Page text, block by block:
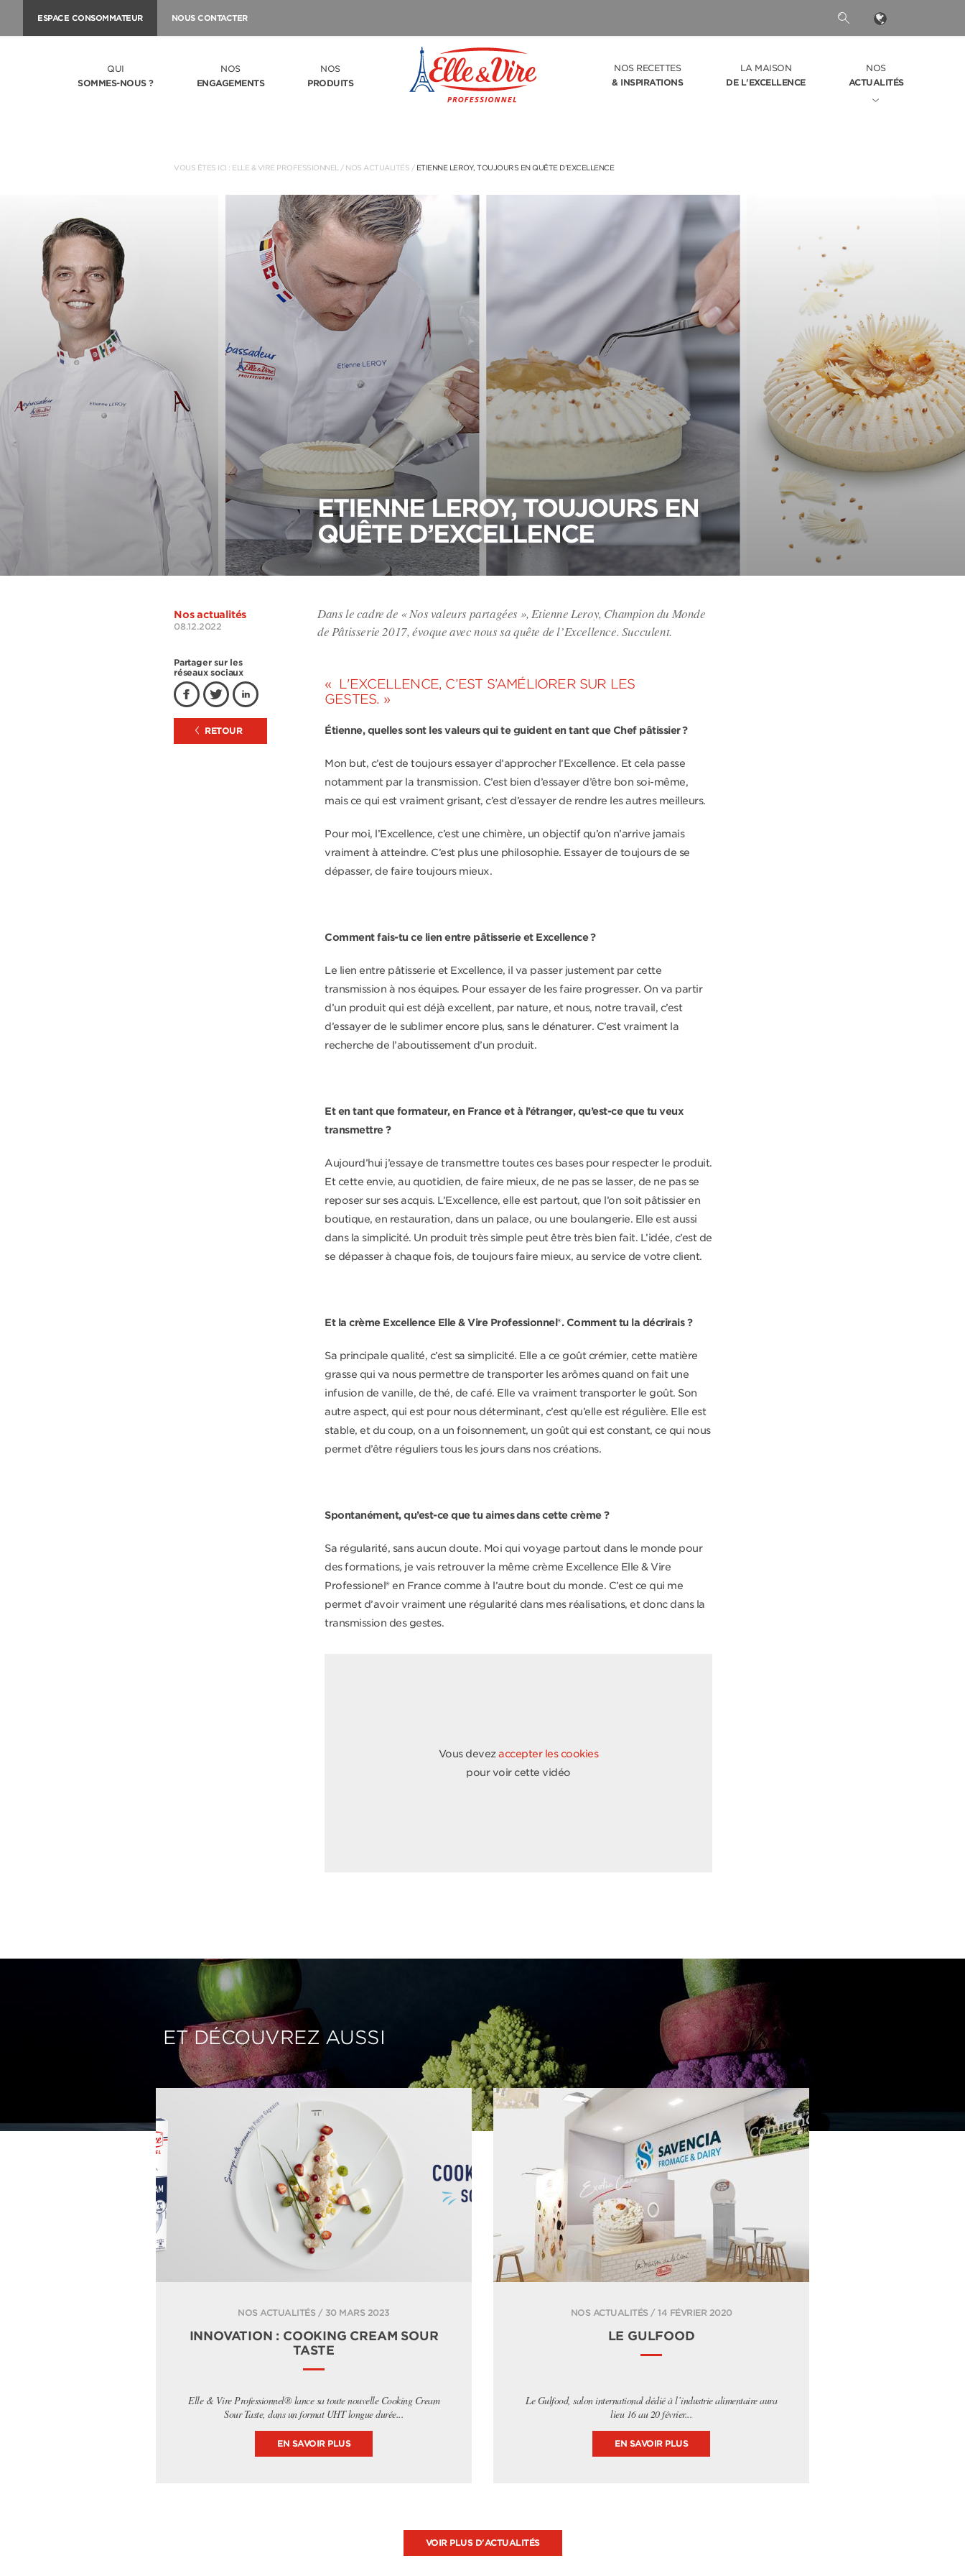
ESPACE CONSOMMATEUR NOUS CONTACTER
QUI
SOMMES-NOUS ?
NOS
ENGAGEMENTS
NOS
PRODUITS
NOS RECETTES
& INSPIRATIONS
LA MAISON
DE L'EXCELLENCE
NOS
ACTUALITÉS
VOUS ÊTES ICI : ELLE & VIRE PROFESSIONNEL / NOS ACTUALITÉS / ETIENNE LEROY, TOUJOURS EN QUÊTE D’EXCELLENCE
ETIENNE LEROY, TOUJOURS EN
QUÊTE D’EXCELLENCE
Dans le cadre de « Nos valeurs partagées », Etienne Leroy, Champion du Monde
de Pâtisserie 2017, évoque avec nous sa quête de l’Excellence. Succulent.
Nos actualités
08.12.2022
Partager sur les
réseaux sociaux
RETOUR
« L'EXCELLENCE, C’EST S’AMÉLIORER SUR LES
GESTES. »
Étienne, quelles sont les valeurs qui te guident en tant que Chef pâtissier ?
Mon but, c’est de toujours essayer d’approcher l’Excellence. Et cela passe
notamment par la transmission. C’est bien d’essayer d’être bon soi-même,
mais ce qui est vraiment grisant, c’est d’essayer de rendre les autres meilleurs.
Pour moi, l’Excellence, c’est une chimère, un objectif qu’on n’arrive jamais
vraiment à atteindre. C’est plus une philosophie. Essayer de toujours de se
dépasser, de faire toujours mieux.
Comment fais-tu ce lien entre pâtisserie et Excellence ?
Le lien entre pâtisserie et Excellence, il va passer justement par cette
transmission à nos équipes. Pour essayer de les faire progresser. On va partir
d’un produit qui est déjà excellent, par nature, et nous, notre travail, c’est
d’essayer de le sublimer encore plus, sans le dénaturer. C’est vraiment la
recherche de l’aboutissement d’un produit.
Et en tant que formateur, en France et à l’étranger, qu’est-ce que tu veux
transmettre ?
Aujourd’hui j’essaye de transmettre toutes ces bases pour respecter le produit.
Et cette envie, au quotidien, de faire mieux, de ne pas se lasser, de ne pas se
reposer sur ses acquis. L’Excellence, elle est partout, que l’on soit pâtissier en
boutique, en restauration, dans un palace, ou une boulangerie. Elle est aussi
dans la simplicité. Un produit très simple peut être très bien fait. L’idée, c’est de
se dépasser à chaque fois, de toujours faire mieux, au service de votre client.
Et la crème Excellence Elle & Vire Professionnel®. Comment tu la décrirais ?
Sa principale qualité, c’est sa simplicité. Elle a ce goût crémier, cette matière
grasse qui va nous permettre de transporter les arômes quand on fait une
infusion de vanille, de thé, de café. Elle va vraiment transporter le goût. Son
autre aspect, qui est pour nous déterminant, c’est qu’elle est régulière. Elle est
stable, et du coup, on a un foisonnement, un goût qui est constant, ce qui nous
permet d’être réguliers tous les jours dans nos créations.
Spontanément, qu’est-ce que tu aimes dans cette crème ?
Sa régularité, sans aucun doute. Moi qui voyage partout dans le monde pour
des formations, je vais retrouver la même crème Excellence Elle & Vire
Professionel®en France comme à l’autre bout du monde. C’est ce qui me
permet d’avoir vraiment une régularité dans mes réalisations, et donc dans la
transmission des gestes.
Vous devezaccepter les cookies
pour voir cette vidéo
ET DÉCOUVREZ AUSSI
NOS ACTUALITÉS / 30 MARS 2023
INNOVATION : COOKING CREAM SOUR
TASTE
Elle & Vire Professionnel® lance sa toute nouvelle Cooking Cream
Sour Taste, dans un format UHT longue durée...
EN SAVOIR PLUS
NOS ACTUALITÉS / 14 FÉVRIER 2020
LE GULFOOD
Le Gulfood, salon international dédié à l’industrie alimentaire aura
lieu 16 au 20 février...
EN SAVOIR PLUS
VOIR PLUS D'ACTUALITÉS